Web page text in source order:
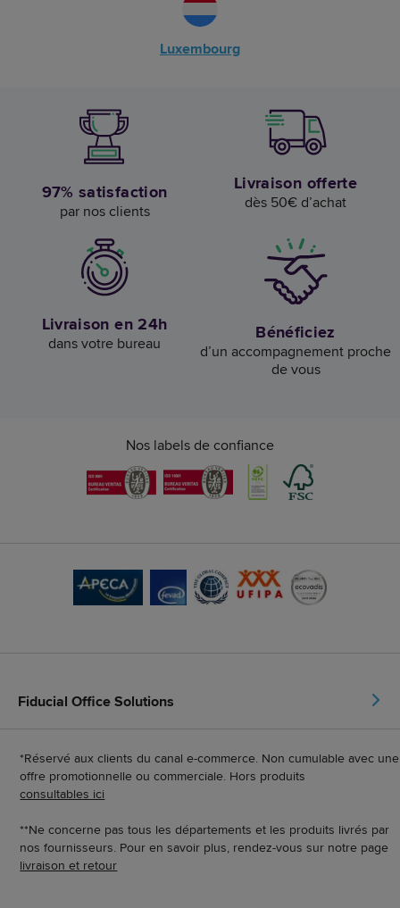
Luxembourg
97% satisfaction
par nos clients
Livraison offerte
dès 50€ d’achat
Livraison en 24h
dans votre bureau Bénéficiez
d’un accompagnement proche
de vous
Nos labels de confiance
Fiducial Office Solutions
*Réservé aux clients du canal e-commerce. Non cumulable avec une
offre promotionnelle ou commerciale. Hors produits
consultables ici
**Ne concerne pas tous les départements et les produits livrés par
nos fournisseurs. Pour en savoir plus, rendez-vous sur notre page
livraison et retour